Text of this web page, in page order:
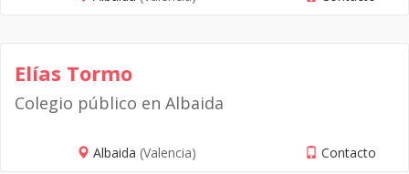
Elías Tormo
Colegio público en Albaida
Albaida (Valencia) Contacto